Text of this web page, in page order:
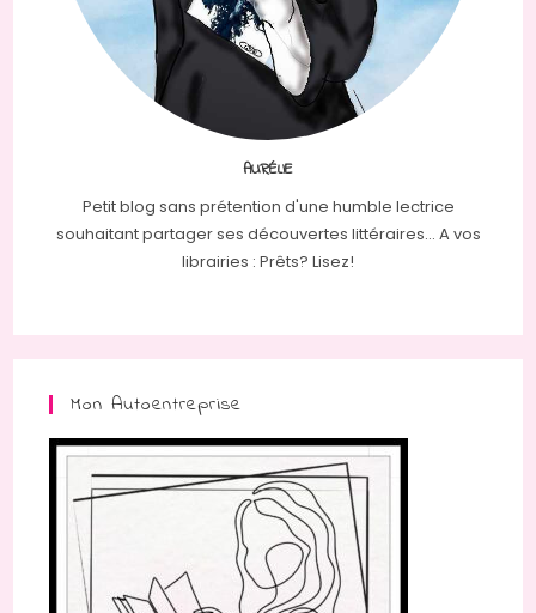
AURÉLIE
Petit blog sans prétention d'une humble lectrice
souhaitant partager ses découvertes littéraires... A vos
librairies : Prêts? Lisez!
Mon Autoentreprise